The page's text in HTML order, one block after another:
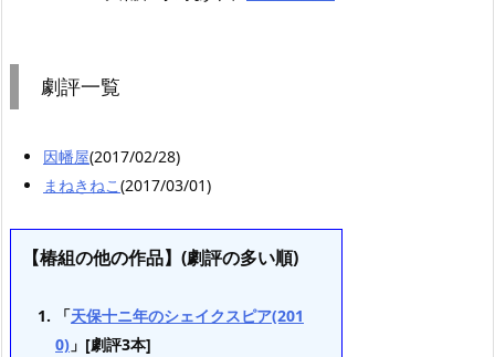
劇評一覧
因幡屋(2017/02/28)
まねきねこ(2017/03/01)
【椿組の他の作品】(劇評の多い順)
「天保十ニ年のシェイクスピア(201
0) 」[劇評3本]